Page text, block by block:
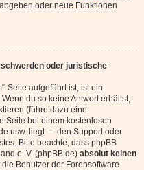
oder neue Funktionen
oder juristische
Seite aufgeführt ist, ist ein
du so keine Antwort erhältst,
(führe dazu eine
Seite bei einem kostenlosen
usw. liegt — den Support oder
Bitte beachte, dass phpBB
e. V. (phpBB.de) absolut keinen
Benutzer der Forensoftware